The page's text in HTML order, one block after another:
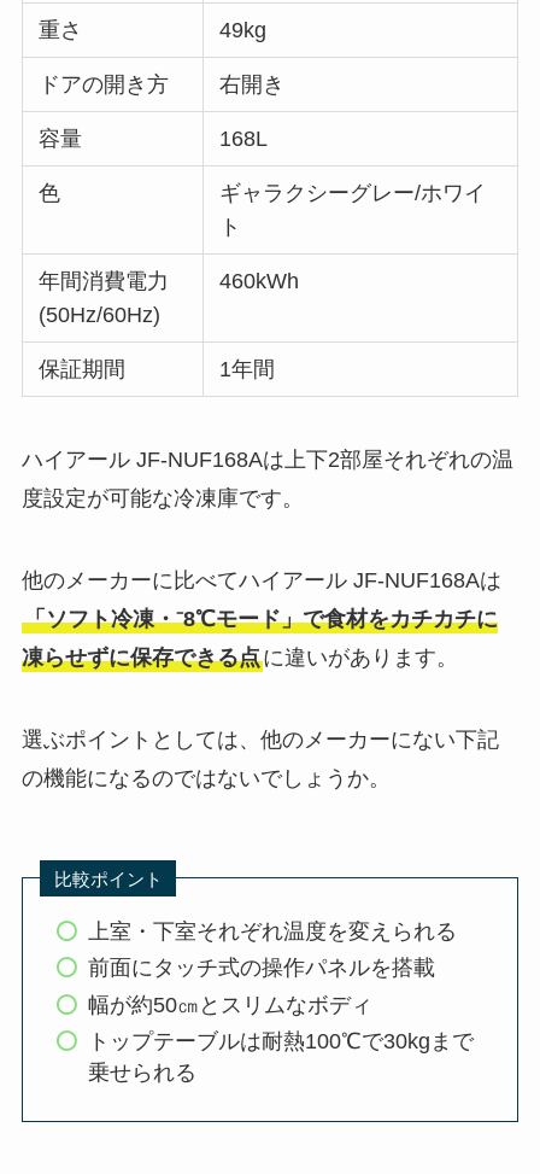
重さ 49kg
ドアの開き方 右開き
容量 168L
色
ギャラクシーグレー/ホワイ
ト
年間消費電力
(50Hz/60Hz)
460kWh
保証期間 1年間
ハイアール JF-NUF168Aは上下2部屋それぞれの温
度設定が可能な冷凍庫です。
他のメーカーに比べてハイアール JF-NUF168Aは
「ソフト冷凍・⁻8℃モード」で食材をカチカチに
凍らせずに保存できる点に違いがあります。
選ぶポイントとしては、他のメーカーにない下記
の機能になるのではないでしょうか。
比較ポイント
上室・下室それぞれ温度を変えられる
前面にタッチ式の操作パネルを搭載
幅が約50㎝とスリムなボディ
トップテーブルは耐熱100℃で30kgまで
乗せられる